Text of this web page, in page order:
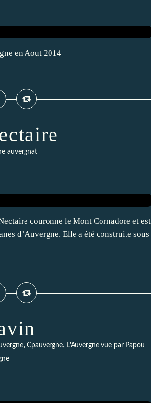
en Aout 2014
auvergnat
couronne le Mont Cornadore et est
d’Auvergne. Elle a été construite sous
, Cpauvergne, L'Auvergne vue par Papou